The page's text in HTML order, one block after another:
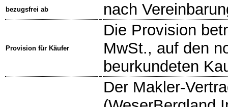
bezugsfrei ab nach
Provision für Käufer
Die Provision
MwSt., auf den
beurkundeten
Der Makler-